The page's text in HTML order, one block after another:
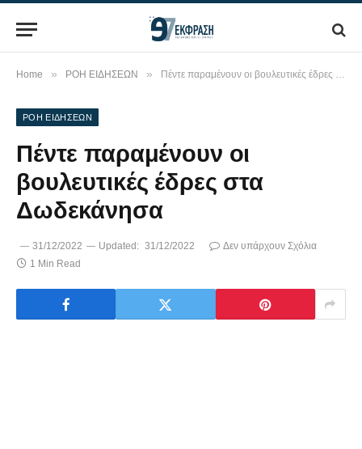
Home » ΡΟΗ ΕΙΔΗΣΕΩΝ » Πέντε παραμένουν οι βουλευτικές έδρες στα Δωδεκάνησα
ΡΟΗ ΕΙΔΗΣΕΩΝ
Πέντε παραμένουν οι
βουλευτικές έδρες στα
Δωδεκάνησα
31/12/2022 Updated: 31/12/2022
Δεν υπάρχουν Σχόλια
1 Min Read